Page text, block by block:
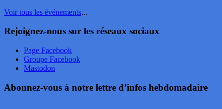
Voir tous les événements...
Rejoignez-nous sur les réseaux sociaux
Page Facebook
Groupe Facebook
Mastodon
Abonnez-vous à notre lettre d’infos hebdomadaire